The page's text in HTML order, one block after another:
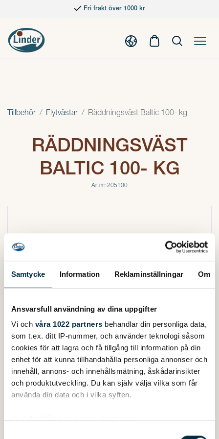
Samtycke Information Reklaminställningar Om
Ansvarsfull användning av dina uppgifter
Vi och våra 1022 partners behandlar din personliga data,
som t.ex. ditt IP-nummer, och använder teknologi såsom
cookies för att lagra och få tillgång till information på din
enhet för att kunna tillhandahålla personliga annonser och
innehåll, annons- och innehållsmätning, åskådarinsikter
och produktutveckling. Du kan själv välja vilka som får
använda din data och i vilka syften.
Fri frakt över 1000 kr
Tillbehör Flytvästar Räddningsväst Baltic 100- kg
RÄDDNINGSVÄST
BALTIC 100- KG
Artnr: 205100